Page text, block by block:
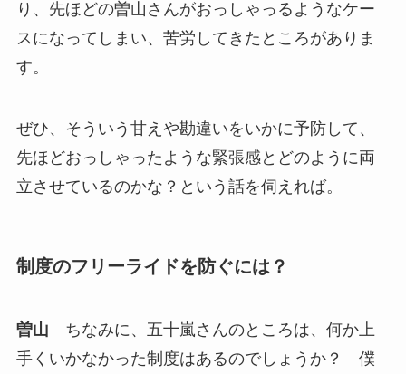
り、先ほどの曽山さんがおっしゃっるようなケー
スになってしまい、苦労してきたところがありま
す。
ぜひ、そういう甘えや勘違いをいかに予防して、
先ほどおっしゃったような緊張感とどのように両
立させているのかな？という話を伺えれば。
制度のフリーライドを防ぐには？
曽山 ちなみに、五十嵐さんのところは、何か上
手くいかなかった制度はあるのでしょうか？ 僕